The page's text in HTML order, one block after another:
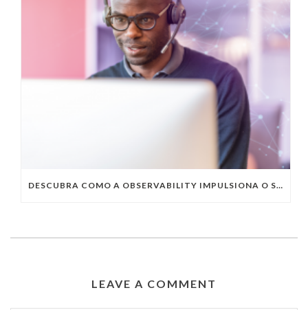
DESCUBRA COMO A OBSERVABILITY IMPULSIONA O SUCESSO DO SEU NEGÓCIO
LEAVE A COMMENT